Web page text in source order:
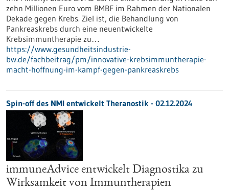
zehn Millionen Euro vom BMBF im Rahmen der Nationalen
Dekade gegen Krebs. Ziel ist, die Behandlung von
Pankreaskrebs durch eine neuentwickelte
Krebsimmuntherapie zu…
https://www.gesundheitsindustrie-
bw.de/fachbeitrag/pm/innovative-krebsimmuntherapie-
macht-hoffnung-im-kampf-gegen-pankreaskrebs
Spin-off des NMI entwickelt Theranostik - 02.12.2024
immuneAdvice entwickelt Diagnostika zu
Wirksamkeit von Immuntherapien